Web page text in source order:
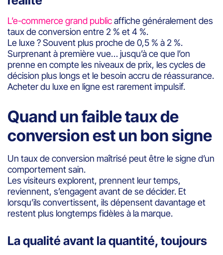
L’e-commerce grand publicaffiche généralement des
taux de conversion entre 2 % et 4 %.
Le luxe ? Souvent plus proche de 0,5 % à 2 %.
Surprenant à première vue… jusqu’à ce que l’on
prenne en compte les niveaux de prix, les cycles de
décision plus longs et le besoin accru de réassurance.
Acheter du luxe en ligne est rarement impulsif.
Quand un faible taux de
conversion est un bon signe
Un taux de conversion maîtrisé peut être le signe d’un
comportement sain.
Les visiteurs explorent, prennent leur temps,
reviennent, s’engagent avant de se décider. Et
lorsqu’ils convertissent, ils dépensent davantage et
restent plus longtemps fidèles à la marque.
La qualité avant la quantité, toujours